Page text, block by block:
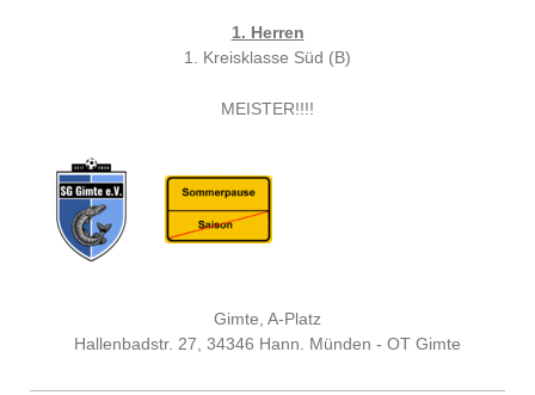
1. Herren
1. Kreisklasse Süd (B)
MEISTER!!!!
Gimte, A-Platz
Hallenbadstr. 27, 34346 Hann. Münden - OT Gimte